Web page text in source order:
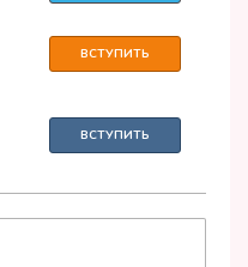
ВСТУПИТЬ
ВСТУПИТЬ